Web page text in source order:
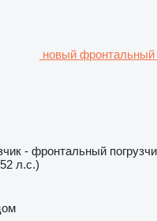
новый фронтальный
- фронтальный
л.с.)